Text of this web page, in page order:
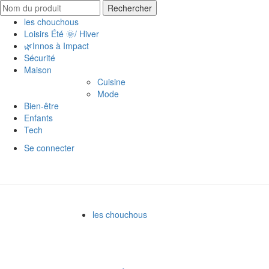
Search
for:
Rechercher
les chouchous
Loisirs Été 🌞/ Hiver
🌿Innos à Impact
Sécurité
Maison
Cuisine
Mode
Bien-être
Enfants
Tech
Se connecter
les chouchous